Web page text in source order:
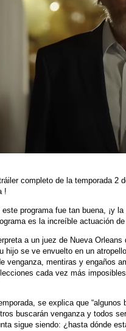
completo de la temporada 2
!
este programa fue tan buena, ¡y
es la increíble actuación
a un juez de Nueva
hijo se ve envuelto en un
venganza, mentiras y engaños
cada vez más
se explica que
buscarán venganza y todos
sigue siendo: ¿hasta dónde